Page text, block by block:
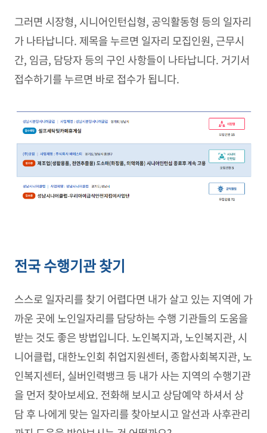
그러면 시장형, 시니어인턴십형, 공익활동형 등의 일자리
가 나타납니다. 제목을 누르면 일자리 모집인원, 근무시
간, 임금, 담당자 등의 구인 사항들이 나타납니다. 거기서
접수하기를 누르면 바로 접수가 됩니다.
전국 수행기관 찾기
스스로 일자리를 찾기 어렵다면 내가 살고 있는 지역에 가
까운 곳에 노인일자리를 담당하는 수행 기관들의 도움을
받는 것도 좋은 방법입니다. 노인복지과, 노인복지관, 시
니어클럽, 대한노인회 취업지원센터, 종합사회복지관, 노
인복지센터, 실버인력뱅크 등 내가 사는 지역의 수행기관
을 먼저 찾아보세요. 전화해 보시고 상담예약 하셔서 상
담 후 나에게 맞는 일자리를 찾아보시고 알선과 사후관리